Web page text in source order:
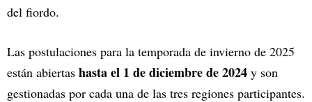
del fiordo.
Las postulaciones para la temporada de invierno de 2025
están abiertas hasta el 1 de diciembre de 2024 y son
gestionadas por cada una de las tres regiones participantes.